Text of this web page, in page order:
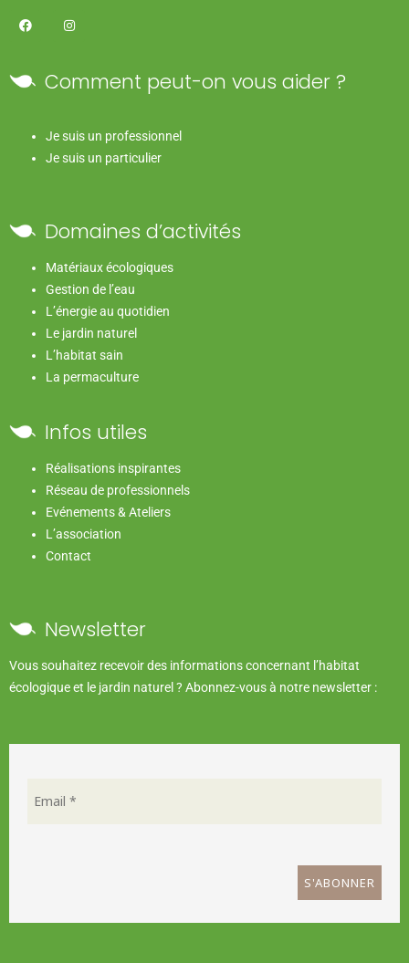
Comment peut-on vous aider ?
Je suis un professionnel
Je suis un particulier
Domaines d’activités
Matériaux écologiques
Gestion de l’eau
L’énergie au quotidien
Le jardin naturel
L’habitat sain
La permaculture
Infos utiles
Réalisations inspirantes
Réseau de professionnels
Evénements & Ateliers
L’association
Contact
Newsletter
Vous souhaitez recevoir des informations concernant l’habitat
écologique et le jardin naturel ? Abonnez-vous à notre newsletter :